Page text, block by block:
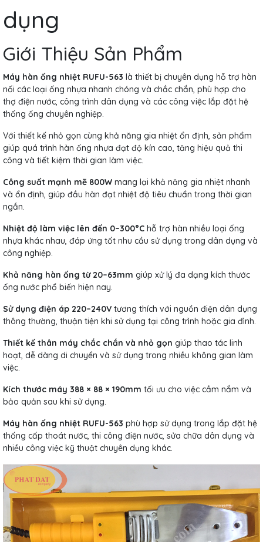
dụng
Giới Thiệu Sản Phẩm
Máy hàn ống nhiệt RUFU-563 là thiết bị chuyên dụng hỗ trợ hàn
nối các loại ống nhựa nhanh chóng và chắc chắn, phù hợp cho
thợ điện nước, công trình dân dụng và các công việc lắp đặt hệ
thống ống chuyên nghiệp.
Với thiết kế nhỏ gọn cùng khả năng gia nhiệt ổn định, sản phẩm
giúp quá trình hàn ống nhựa đạt độ kín cao, tăng hiệu quả thi
công và tiết kiệm thời gian làm việc.
Công suất mạnh mẽ 800W mang lại khả năng gia nhiệt nhanh
và ổn định, giúp đầu hàn đạt nhiệt độ tiêu chuẩn trong thời gian
ngắn.
Nhiệt độ làm việc lên đến 0–300°C hỗ trợ hàn nhiều loại ống
nhựa khác nhau, đáp ứng tốt nhu cầu sử dụng trong dân dụng và
công nghiệp.
Khả năng hàn ống từ 20–63mm giúp xử lý đa dạng kích thước
ống nước phổ biến hiện nay.
Sử dụng điện áp 220–240V tương thích với nguồn điện dân dụng
thông thường, thuận tiện khi sử dụng tại công trình hoặc gia đình.
Thiết kế thân máy chắc chắn và nhỏ gọn giúp thao tác linh
hoạt, dễ dàng di chuyển và sử dụng trong nhiều không gian làm
việc.
Kích thước máy 388 × 88 × 190mm tối ưu cho việc cầm nắm và
bảo quản sau khi sử dụng.
Máy hàn ống nhiệt RUFU-563 phù hợp sử dụng trong lắp đặt hệ
thống cấp thoát nước, thi công điện nước, sửa chữa dân dụng và
nhiều công việc kỹ thuật chuyên dụng khác.